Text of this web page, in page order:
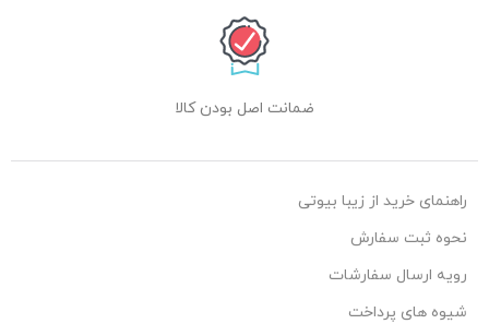
ضمانت اصل بودن کالا
راهنمای خرید از زیبا بیوتی
نحوه ثبت سفارش
رویه ارسال سفارشات
شیوه های پرداخت